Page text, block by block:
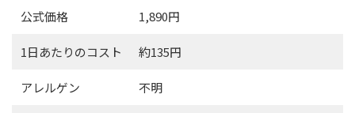
公式価格 1,890円
1日あたりのコスト 約135円
アレルゲン 不明